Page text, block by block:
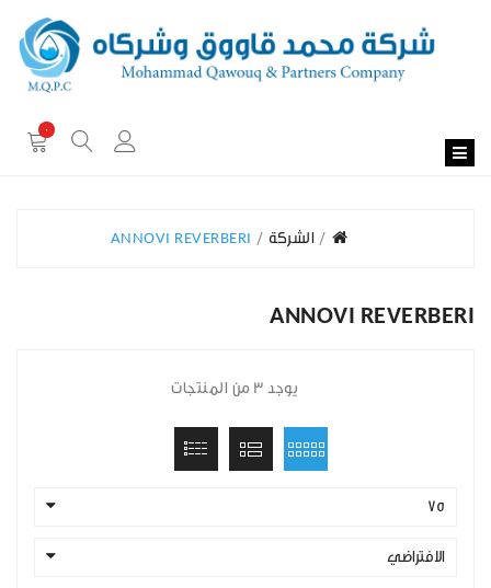
0
الشركة ANNOVI REVERBERI
ANNOVI REVERBERI
يوجد 3 من المنتجات
75
الافتراضي